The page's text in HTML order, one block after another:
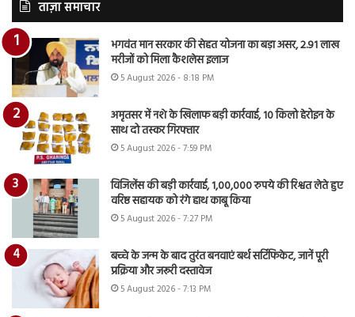
ताज़ा समाचार
भगवंत मान सरकार की सेहत योजना का बड़ा असर, 2.91 लाख
मरीजों को मिला कैशलेस इलाज
5 August 2026 - 8:18 PM
अमृतसर में नशे के खिलाफ बड़ी कार्रवाई, 10 किलो हेरोइन के
साथ दो तस्कर गिरफ्तार
5 August 2026 - 7:59 PM
विजिलेंस की बड़ी कार्रवाई, 1,00,000 रुपये की रिश्वत लेते हुए
वरिष्ठ सहायक को रंगे हाथ काबू किया
5 August 2026 - 7:27 PM
बच्चे के जन्म के बाद तुरंत बनवाएं बर्थ सर्टिफिकेट, जानें पूरी
प्रक्रिया और जरूरी दस्तावेज
5 August 2026 - 7:13 PM